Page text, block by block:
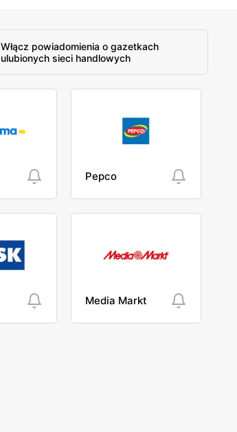
Włącz powiadomienia o gazetkach
ulubionych sieci handlowych
Pepco
Media Markt